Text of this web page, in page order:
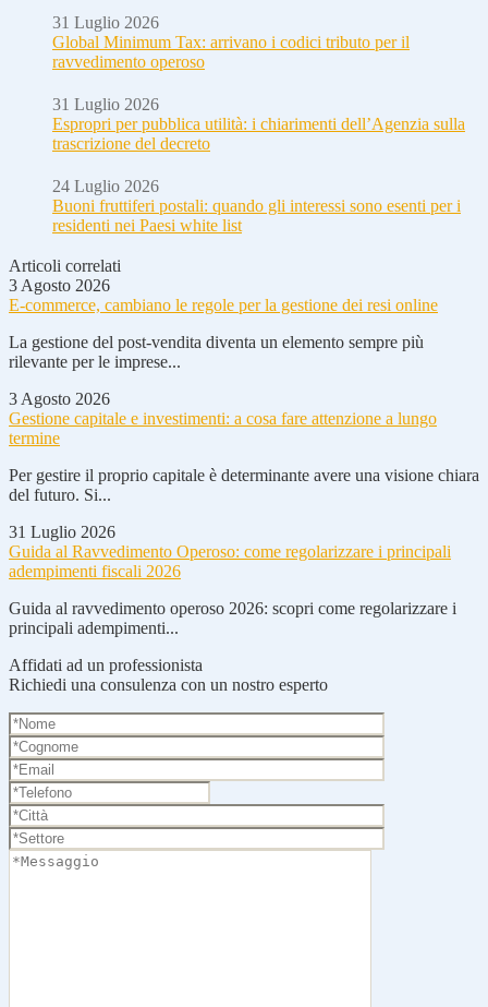
31 Luglio 2026
Global Minimum Tax: arrivano i codici tributo per il
ravvedimento operoso
31 Luglio 2026
Espropri per pubblica utilità: i chiarimenti dell’Agenzia sulla
trascrizione del decreto
24 Luglio 2026
Buoni fruttiferi postali: quando gli interessi sono esenti per i
residenti nei Paesi white list
Articoli correlati
3 Agosto 2026
E-commerce, cambiano le regole per la gestione dei resi online
La gestione del post-vendita diventa un elemento sempre più
rilevante per le imprese...
3 Agosto 2026
Gestione capitale e investimenti: a cosa fare attenzione a lungo
termine
Per gestire il proprio capitale è determinante avere una visione chiara
del futuro. Si...
31 Luglio 2026
Guida al Ravvedimento Operoso: come regolarizzare i principali
adempimenti fiscali 2026
Guida al ravvedimento operoso 2026: scopri come regolarizzare i
principali adempimenti...
Affidati ad un professionista
Richiedi una consulenza con un nostro esperto